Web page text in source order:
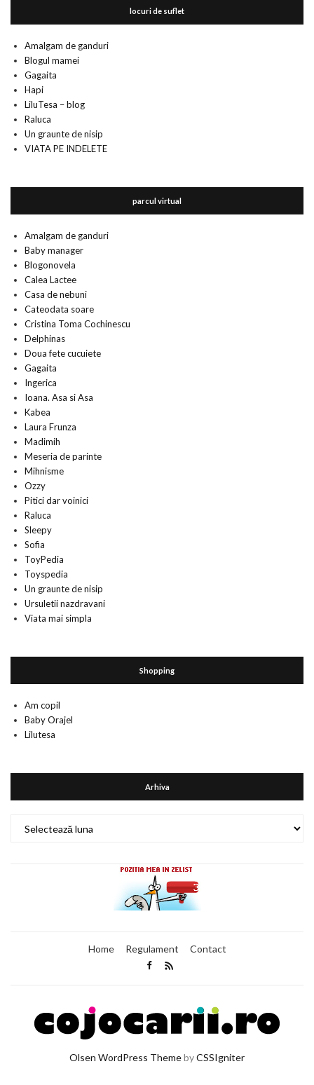
locuri de suflet
Amalgam de ganduri
Blogul mamei
Gagaita
Hapi
LiluTesa – blog
Raluca
Un graunte de nisip
VIATA PE INDELETE
parcul virtual
Amalgam de ganduri
Baby manager
Blogonovela
Calea Lactee
Casa de nebuni
Cateodata soare
Cristina Toma Cochinescu
Delphinas
Doua fete cucuiete
Gagaita
Ingerica
Ioana. Asa si Asa
Kabea
Laura Frunza
Madimih
Meseria de parinte
Mihnisme
Ozzy
Pitici dar voinici
Raluca
Sleepy
Sofia
ToyPedia
Toyspedia
Un graunte de nisip
Ursuletii nazdravani
Viata mai simpla
Shopping
Am copil
Baby Orajel
Lilutesa
Arhiva
Home Regulament Contact
Olsen WordPress ThemebyCSSIgniter